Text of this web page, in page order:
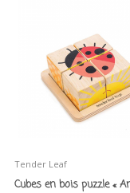
Tender Leaf